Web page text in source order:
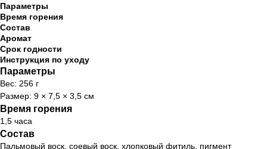
Параметры
Время горения
Состав
Аромат
Срок годности
Инструкция по уходу
Параметры
Вес: 256 г
Размер: 9 × 7,5 × 3,5 см
Время горения
1,5 часа
Состав
Пальмовый воск, соевый воск, хлопковый фитиль, пигмент